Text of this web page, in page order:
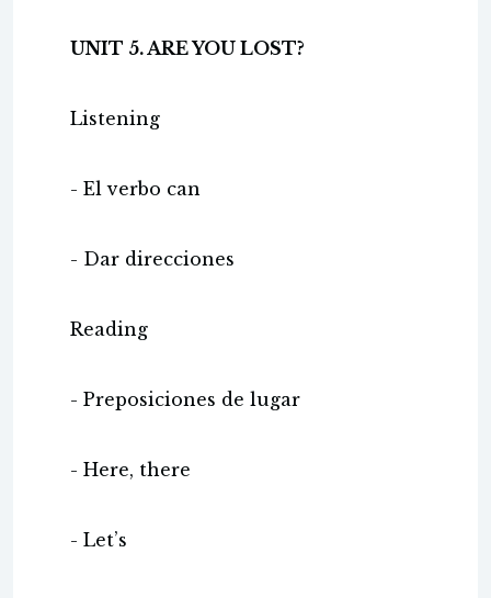
UNIT 5. ARE YOU LOST?
Listening
- El verbo can
- Dar direcciones
Reading
- Preposiciones de lugar
- Here, there
- Let’s